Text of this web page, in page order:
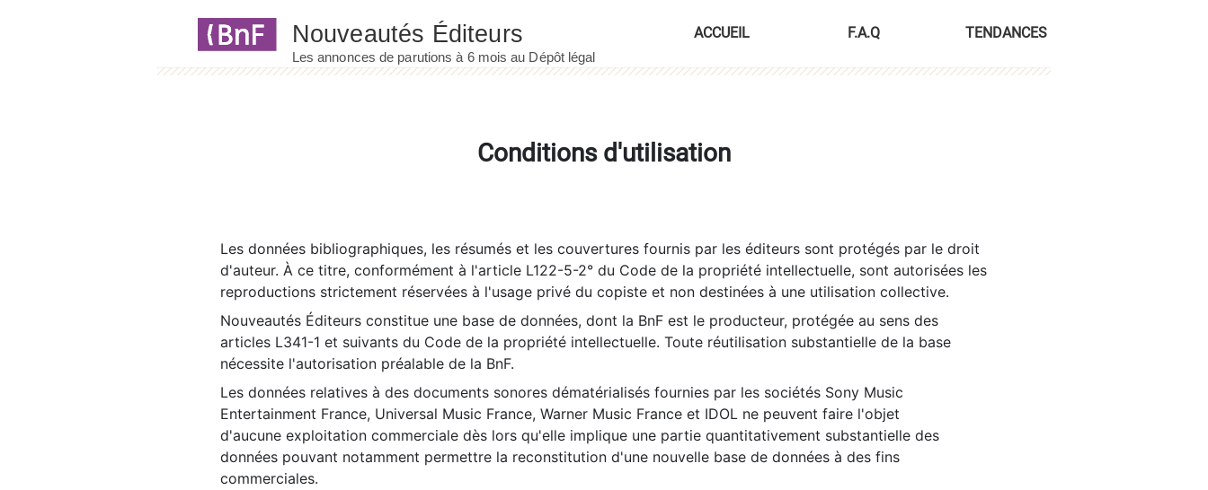
ACCUEIL F.A.Q TENDANCES
Conditions d'utilisation
Les données bibliographiques, les résumés et les couvertures fournis par les éditeurs sont protégés par le droit
d'auteur. À ce titre, conformément à l'article L122-5-2° du Code de la propriété intellectuelle, sont autorisées les
reproductions strictement réservées à l'usage privé du copiste et non destinées à une utilisation collective.
Nouveautés Éditeurs constitue une base de données, dont la BnF est le producteur, protégée au sens des
articles L341-1 et suivants du Code de la propriété intellectuelle. Toute réutilisation substantielle de la base
nécessite l'autorisation préalable de la BnF.
Les données relatives à des documents sonores dématérialisés fournies par les sociétés Sony Music
Entertainment France, Universal Music France, Warner Music France et IDOL ne peuvent faire l'objet
d'aucune exploitation commerciale dès lors qu'elle implique une partie quantitativement substantielle des
données pouvant notamment permettre la reconstitution d'une nouvelle base de données à des fins
commerciales.